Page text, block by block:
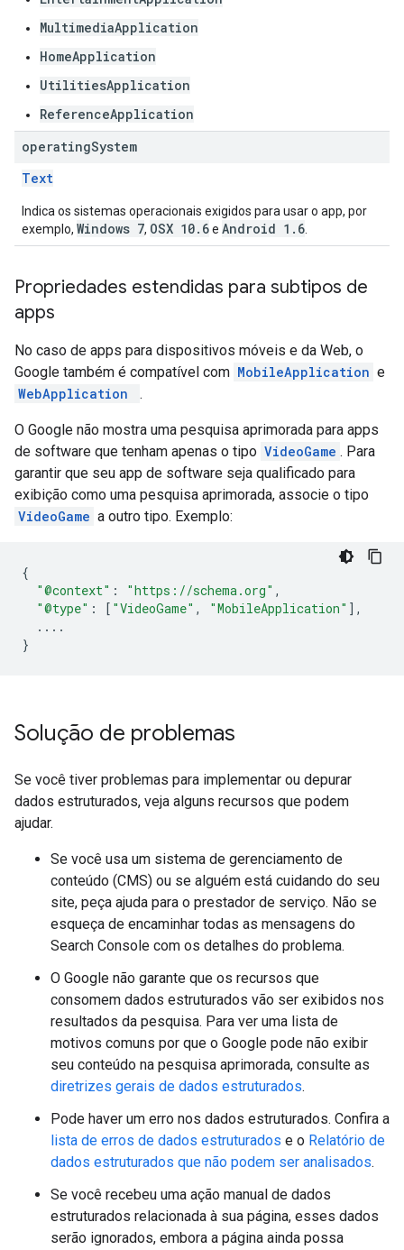
MultimediaApplication
HomeApplication
UtilitiesApplication
ReferenceApplication
operatingSystem
Text
Indica os sistemas operacionais exigidos para usar o app, por
exemplo, Windows 7, OSX 10.6e Android 1.6
Propriedades estendidas para subtipos de
apps
No caso de apps para dispositivos móveis e da Web, o
Google também é compatível com MobileApplication e
WebApplication
.
O Google não mostra uma pesquisa aprimorada para apps
de software que tenham apenas o tipo VideoGame . Para
garantir que seu app de software seja qualificado para
exibição como uma pesquisa aprimorada, associe o tipo
VideoGame a outro tipo. Exemplo:
{
"@context" : "https://schema.org" ,
"@type" : [ "VideoGame" , "MobileApplication" ],
... .
}
Solução de problemas
Se você tiver problemas para implementar ou depurar
dados estruturados, veja alguns recursos que podem
ajudar.
Se você usa um sistema de gerenciamento de
conteúdo (CMS) ou se alguém está cuidando do seu
site, peça ajuda para o prestador de serviço. Não se
esqueça de encaminhar todas as mensagens do
Search Console com os detalhes do problema.
O Google não garante que os recursos que
consomem dados estruturados vão ser exibidos nos
resultados da pesquisa. Para ver uma lista de
motivos comuns por que o Google pode não exibir
seu conteúdo na pesquisa aprimorada, consulte as
diretrizes gerais de dados estruturados.
Pode haver um erro nos dados estruturados. Confira a
lista de erros de dados estruturados e o Relatório de
dados estruturados que não podem ser analisados.
Se você recebeu uma ação manual de dados
estruturados relacionada à sua página, esses dados
serão ignorados, embora a página ainda possa